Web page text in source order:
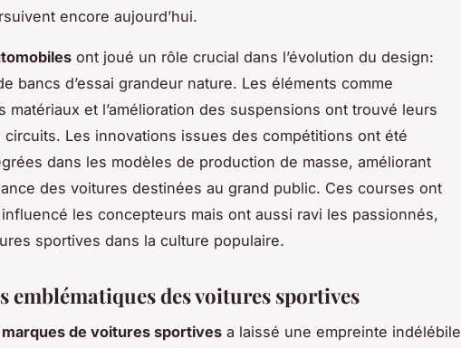
encore aujourd’hui.
ont joué un rôle crucial dans l’évolution du design:
bancs d’essai grandeur nature. Les éléments comme
matériaux et l’amélioration des suspensions ont trouvé leurs
Les innovations issues des compétitions ont été
dans les modèles de production de masse, améliorant
des voitures destinées au grand public. Ces courses ont
les concepteurs mais ont aussi ravi les passionnés,
sportives dans la culture populaire.
emblématiques des voitures sportives
marques de voitures sportives a laissé une empreinte indélébile